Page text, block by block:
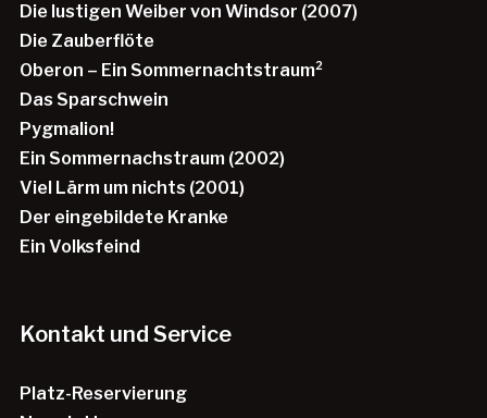
Die lustigen Weiber von Windsor (2007)
Die Zauberflöte
Oberon – Ein Sommernachtstraum²
Das Sparschwein
Pygmalion!
Ein Sommernachstraum (2002)
Viel Lärm um nichts (2001)
Der eingebildete Kranke
Ein Volksfeind
Kontakt und Service
Platz-Reservierung